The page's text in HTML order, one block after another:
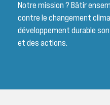
Notre mission ? Bâtir
contre le changement
développement durable
et des actions.